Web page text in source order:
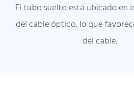
El tubo suelto está ubicado en
del cable óptico, lo que
del cable.